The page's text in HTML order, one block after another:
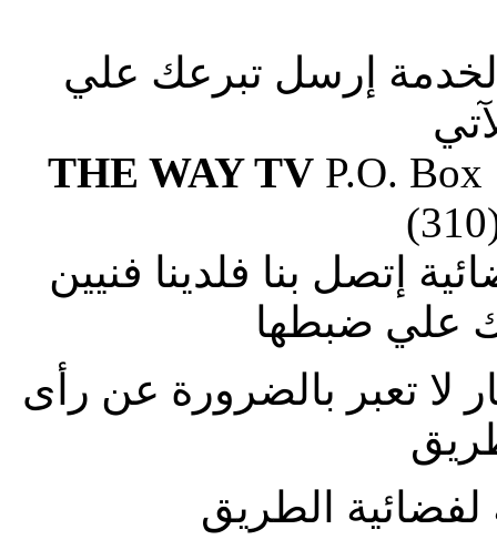
إرسل تبرعك علي
THE WAY TVP.O. Box
إتصل بنا فلدينا فنيين
علي ضبطها
لا تعبر بالضرورة عن رأى
الطريق